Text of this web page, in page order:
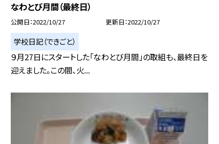
なわとび月間（最終日）
公開日 2022/10/27 更新日 2022/10/27
学校日記（できごと）
９月27日にスタートした「なわとび月間」の取組も、最終日を
迎えました。この間、火...